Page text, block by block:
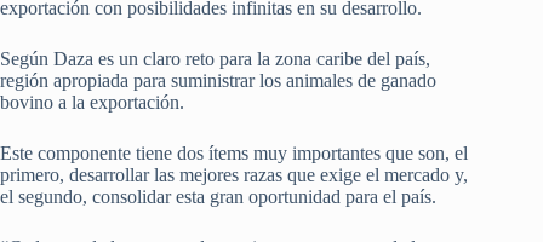
exportación con posibilidades infinitas en su desarrollo.
Según Daza es un claro reto para la zona caribe del país,
región apropiada para suministrar los animales de ganado
bovino a la exportación.
Este componente tiene dos ítems muy importantes que son, el
primero, desarrollar las mejores razas que exige el mercado y,
el segundo, consolidar esta gran oportunidad para el país.